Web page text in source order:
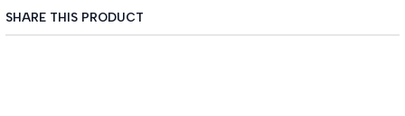
SHARE THIS PRODUCT